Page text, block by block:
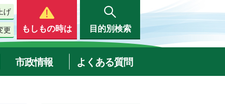
げ
更 もしもの時は 目的別検索
市政情報 よくある質問